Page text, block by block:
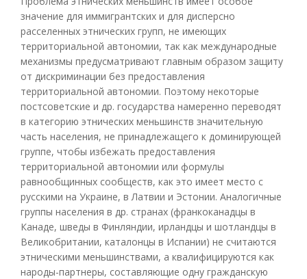
значение для иммигрантских и для дисперсно
расселенных этнических групп, не имеющих
территориальной автономии, так как международные
механизмы предусматривают главным образом защиту
от дискриминации без предоставления
территориальной автономии. Поэтому некоторые
постсоветские и др. государства намеренно переводят
в категорию этнических меньшинств значительную
часть населения, не принадлежащего к доминирующей
группе, чтобы избежать предоставления
территориальной автономии или формулы
равнообщинных сообществ, как это имеет место с
русскими на Украине, в Латвии и Эстонии. Аналогичные
группы населения в др. странах (франкоканадцы в
Канаде, шведы в Финляндии, ирландцы и шотландцы в
Великобритании, каталонцы в Испании) не считаются
этническими меньшинствами, а квалифицируются как
народы-партнеры, составляющие одну гражданскую